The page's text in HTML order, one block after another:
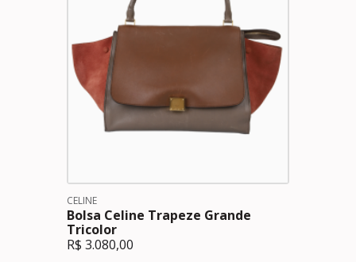
CELINE
Bolsa Celine Trapeze Grande
Tricolor
R$ 3.080,00